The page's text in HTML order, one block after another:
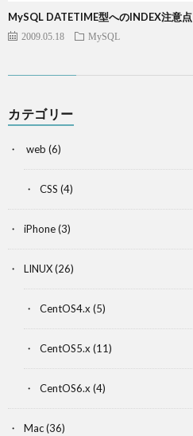
MySQL DATETIME型へのINDEX注意点
2009.05.18 MySQL
カテゴリー
web (6)
CSS (4)
iPhone(3)
LINUX(26)
CentOS4.x (5)
CentOS5.x (11)
CentOS6.x (4)
Mac(36)